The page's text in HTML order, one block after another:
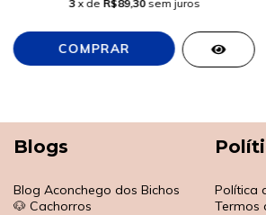
3 x de R$89,30 sem juros
Blogs
Blog Aconchego dos Bichos
🐶 Cachorros
Política
Termos